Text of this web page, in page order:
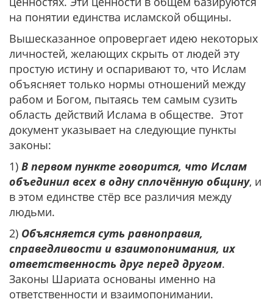
на понятии единства исламской общины.
Вышесказанное опровергает идею некоторых
личностей, желающих скрыть от людей эту
простую истину и оспаривают то, что Ислам
объясняет только нормы отношений между
рабом и Богом, пытаясь тем самым сузить
область действий Ислама в обществе. Этот
документ указывает на следующие пункты
законы:
1) В первом пункте говорится, что Ислам
объединил всех в одну сплочённую общину, и
в этом единстве стёр все различия между
людьми.
2) Объясняется суть равноправия,
справедливости и взаимопонимания, их
ответственность друг перед другом.
Законы Шариата основаны именно на
ответственности и взаимопонимании.